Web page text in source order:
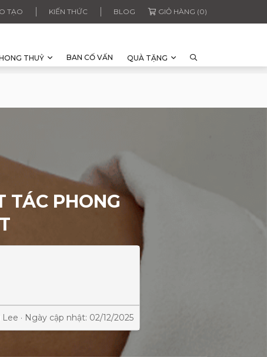
TẠO KIẾN THỨC BLOG GIỎ HÀNG (0)
THUỶ BAN CỐ VẤN QUÀ TẶNG
TÁC PHONG
· Ngày cập nhật: 02/12/2025